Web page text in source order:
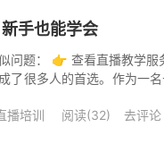
手也能学会
问题： 👉 查看直播教学
了很多人的首选。作为一
播培训 阅读(32) 去评论